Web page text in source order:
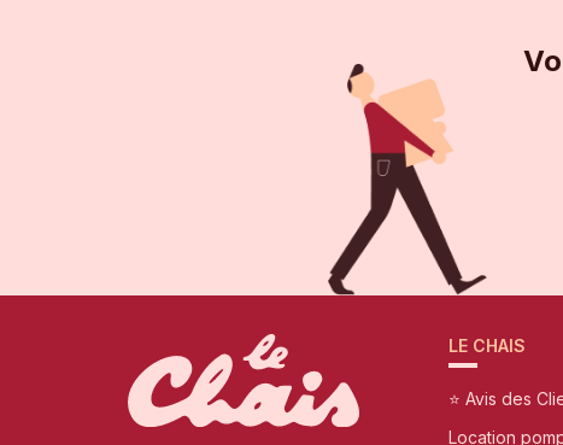
LE CHAIS
⭐ Avis des
Location